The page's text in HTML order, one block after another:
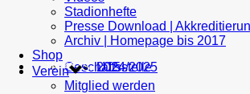
U15
2024/2025
Geschäftsstelle
TICKETS
Stadionhefte
Presse Download |
Archiv | Homepage bis 2017
Shop
Verein
Mitglied werden